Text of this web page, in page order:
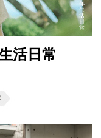
活日常